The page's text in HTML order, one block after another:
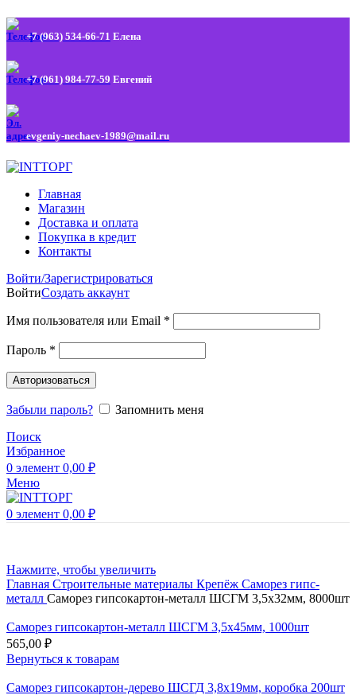
+7 (963) 534-66-71 Елена
+7 (961) 984-77-59 Евгений
evgeniy-nechaev-1989@mail.ru
Главная
Магазин
Доставка и оплата
Покупка в кредит
Контакты
Войти/Зарегистрироваться
ВойтиСоздать аккаунт
Имя пользователя или Email *
Пароль *
Авторизоваться
Забыли пароль?
Запомнить меня
Поиск
Избранное
0 элемент 0,00 ₽
Меню
0 элемент 0,00 ₽
Нажмите, чтобы увеличить
Главная Строительные материалы Крепёж Саморез гипс-
металл Саморез гипсокартон-металл ШСГМ 3,5х32мм, 8000шт
Саморез гипсокартон-металл ШСГМ 3,5х45мм, 1000шт
565,00 ₽
Вернуться к товарам
Саморез гипсокартон-дерево ШСГД 3,8х19мм, коробка 200шт